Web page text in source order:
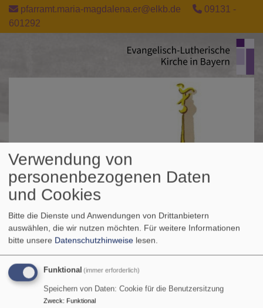
Direkt
zum
Inhalt
pfarramt.maria-magdalena.er@elkb.de
09131 -
601292
Verwendung von
personenbezogenen Daten
und Cookies
Bitte die Dienste und Anwendungen von Drittanbietern
auswählen, die wir nutzen möchten. Für weitere Informationen
bitte unsere Datenschutzhinweise lesen.
Funktional (immer erforderlich)
Speichern von Daten: Cookie für die Benutzersitzung
Zweck: Funktional